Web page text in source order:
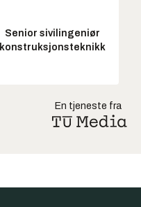
Senior sivilingeniør
konstruksjonsteknikk
En tjeneste fra